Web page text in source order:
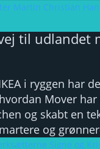
til udlandet
i ryggen har
Mover
og skabt en
og